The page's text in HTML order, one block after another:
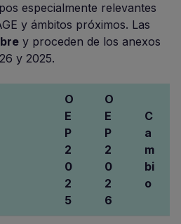
especialmente relevantes
y ámbitos próximos. Las
y proceden de los anexos
y 2025.
O
E
P
2
0
2
5
O
E
P
2
0
2
6
C
a
m
bi
o